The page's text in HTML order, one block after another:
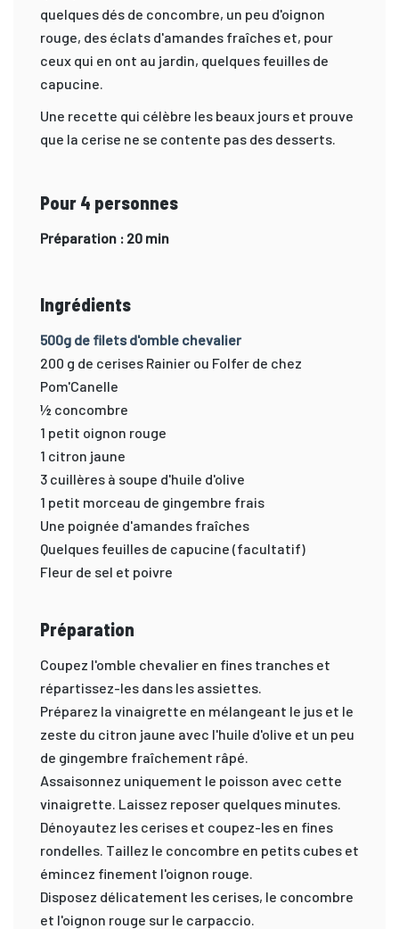
quelques dés de concombre, un peu d'oignon
rouge, des éclats d'amandes fraîches et, pour
ceux qui en ont au jardin, quelques feuilles de
capucine.
Une recette qui célèbre les beaux jours et prouve
que la cerise ne se contente pas des desserts.
Pour 4 personnes
Préparation : 20 min
Ingrédients
500g de filets d'omble chevalier
200 g de cerises Rainier ou Folfer de chez
Pom'Canelle
½ concombre
1 petit oignon rouge
1 citron jaune
3 cuillères à soupe d'huile d'olive
1 petit morceau de gingembre frais
Une poignée d'amandes fraîches
Quelques feuilles de capucine (facultatif)
Fleur de sel et poivre
Préparation
Coupez l'omble chevalier en fines tranches et
répartissez-les dans les assiettes.
Préparez la vinaigrette en mélangeant le jus et le
zeste du citron jaune avec l'huile d'olive et un peu
de gingembre fraîchement râpé.
Assaisonnez uniquement le poisson avec cette
vinaigrette. Laissez reposer quelques minutes.
Dénoyautez les cerises et coupez-les en fines
rondelles. Taillez le concombre en petits cubes et
émincez finement l'oignon rouge.
Disposez délicatement les cerises, le concombre
et l'oignon rouge sur le carpaccio.